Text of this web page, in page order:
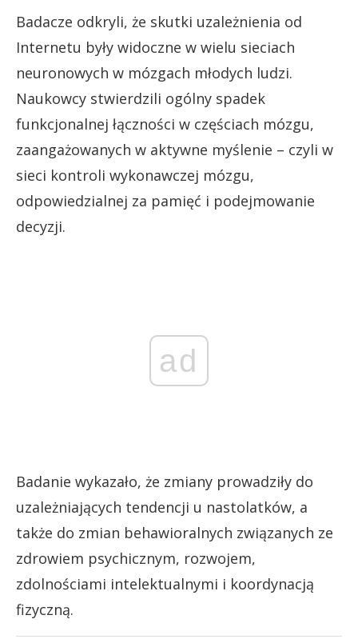
Badacze odkryli, że skutki uzależnienia od
Internetu były widoczne w wielu sieciach
neuronowych w mózgach młodych ludzi.
Naukowcy stwierdzili ogólny spadek
funkcjonalnej łączności w częściach mózgu,
zaangażowanych w aktywne myślenie – czyli w
sieci kontroli wykonawczej mózgu,
odpowiedzialnej za pamięć i podejmowanie
decyzji.
ad
Badanie wykazało, że zmiany prowadziły do
uzależniających tendencji u nastolatków, a
także do zmian behawioralnych związanych ze
zdrowiem psychicznym, rozwojem,
zdolnościami intelektualnymi i koordynacją
fizyczną.